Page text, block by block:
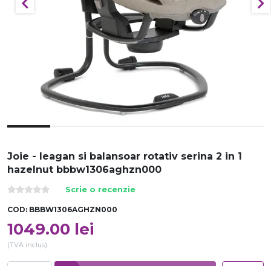
Joie - leagan si balansoar rotativ serina 2 in 1
hazelnut bbbw1306aghzn000
Scrie o recenzie
COD: BBBW1306AGHZN000
1049.00 lei
(TVA inclus)